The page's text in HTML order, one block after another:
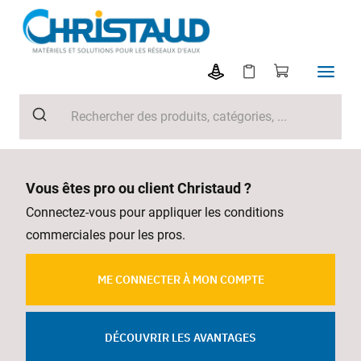
Vous êtes pro ou client Christaud ?
Connectez-vous pour appliquer les conditions
commerciales pour les pros.
ME CONNECTER À MON COMPTE
DÉCOUVRIR LES AVANTAGES